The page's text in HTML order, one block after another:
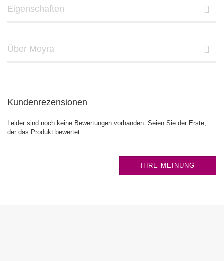
Eigenschaften
Über Moyra
Kundenrezensionen
Leider sind noch keine Bewertungen vorhanden. Seien Sie der Erste,
der das Produkt bewertet.
IHRE MEINUNG